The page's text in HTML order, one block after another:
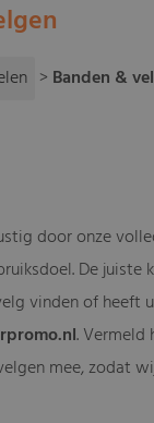
> Banden &
door onze
De
vinden of
.
mee, zodat